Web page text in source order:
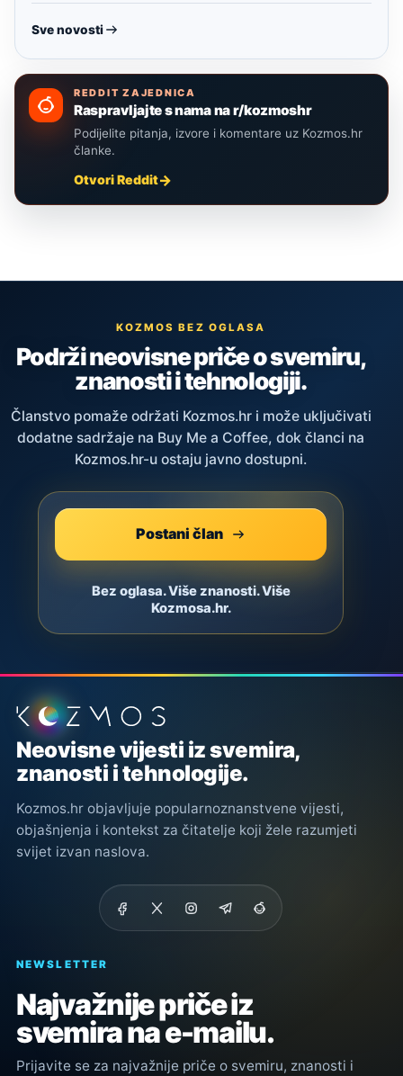
Sve novosti
REDDIT ZAJEDNICA
Raspravljajte s nama na r/kozmoshr
Podijelite pitanja, izvore i komentare uz Kozmos.hr
članke.
Otvori Reddit
KOZMOS BEZ OGLASA
Podrži neovisne priče o svemiru,
znanosti i tehnologiji.
Članstvo pomaže održati Kozmos.hr i može uključivati
dodatne sadržaje na Buy Me a Coffee, dok članci na
Kozmos.hr-u ostaju javno dostupni.
Postani član
Bez oglasa. Više znanosti. Više
Kozmosa.hr.
Podnožje stranice
Neovisne vijesti iz svemira,
znanosti i tehnologije.
Kozmos.hr objavljuje popularnoznanstvene vijesti,
objašnjenja i kontekst za čitatelje koji žele razumjeti
svijet izvan naslova.
NEWSLETTER
Najvažnije priče iz
svemira na e-mailu.
Prijavite se za najvažnije priče o svemiru, znanosti i